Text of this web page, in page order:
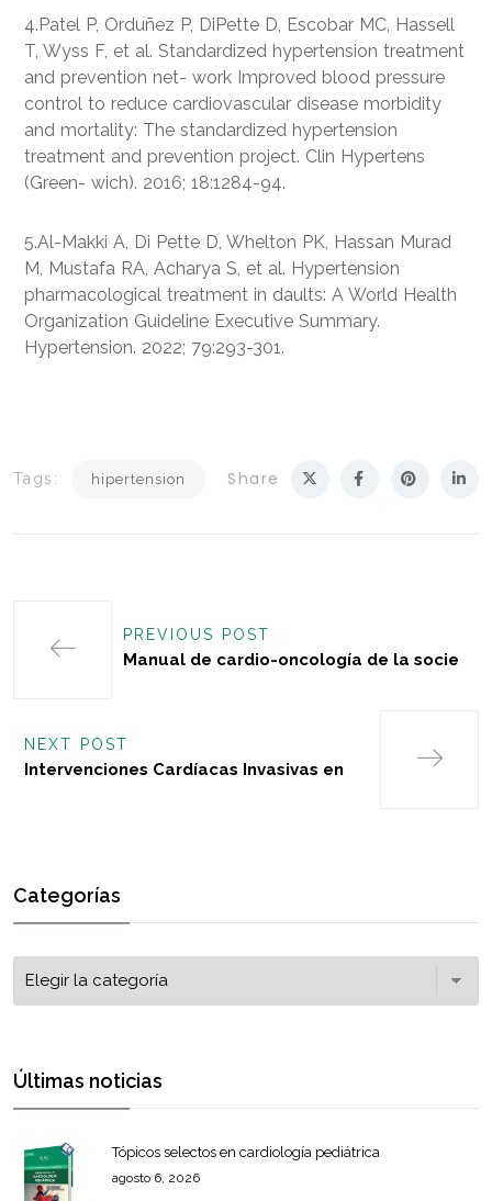
4.Patel P, Orduñez P, DiPette D, Escobar MC, Hassell
T, Wyss F, et al. Standardized hypertension treatment
and prevention net- work Improved blood pressure
control to reduce cardiovascular disease morbidity
and mortality: The standardized hypertension
treatment and prevention project. Clin Hypertens
(Green- wich). 2016; 18:1284-94.
5.Al-Makki A, Di Pette D, Whelton PK, Hassan Murad
M, Mustafa RA, Acharya S, et al. Hypertension
pharmacological treatment in daults: A World Health
Organization Guideline Executive Summary.
Hypertension. 2022; 79:293-301.
Tags: hipertension Share
PREVIOUS POST
Manual de cardio-oncología de la socie
NEXT POST
Intervenciones Cardíacas Invasivas en
Categorías
Últimas noticias
Tópicos selectos en cardiología pediátrica
agosto 6, 2026